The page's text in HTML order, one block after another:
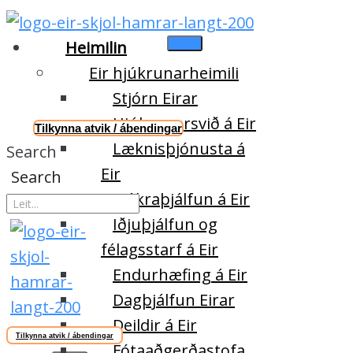
Heimilin
Eir hjúkrunarheimili
Stjórn Eirar
Hjúkrunarsvið á Eir
Læknisþjónusta á
Eir
Sjúkraþjálfun á Eir
Iðjuþjálfun og
félagsstarf á Eir
Endurhæfing á Eir
Dagþjálfun Eirar
Deildir á Eir
Tilkynna atvik / ábendingar
Search
Search
Tilkynna atvik / ábendingar